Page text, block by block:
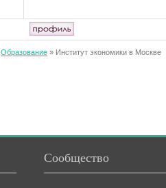
Образование » Институт экономики в Москве
Сообщество